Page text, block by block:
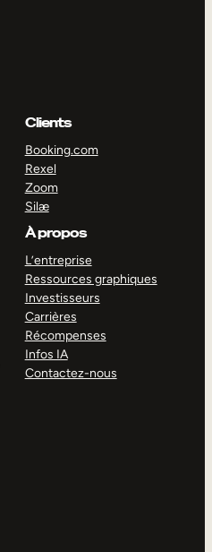
Clients
Booking.com
Rexel
Zoom
Silæ
À propos
L’entreprise
Ressources graphiques
Investisseurs
Carrières
Récompenses
Infos IA
Contactez-nous